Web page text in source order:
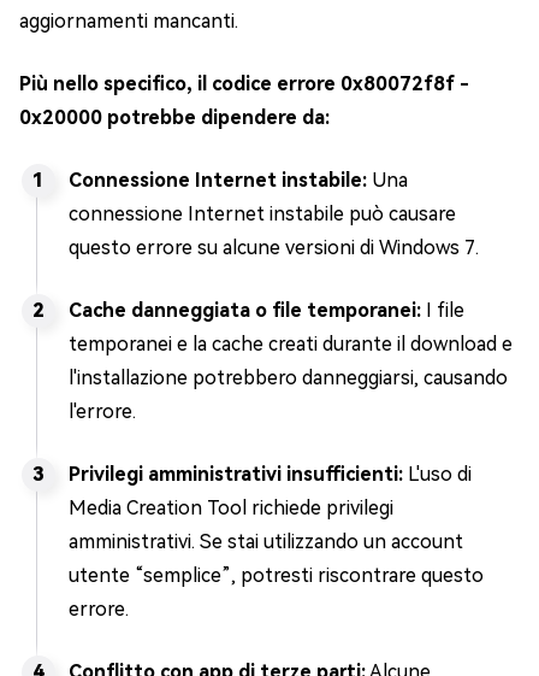
aggiornamenti mancanti.
Più nello specifico, il codice errore 0x80072f8f -
0x20000 potrebbe dipendere da:
Connessione Internet instabile: Una
connessione Internet instabile può causare
questo errore su alcune versioni di Windows 7.
Cache danneggiata o file temporanei: I file
temporanei e la cache creati durante il download e
l'installazione potrebbero danneggiarsi, causando
l'errore.
Privilegi amministrativi insufficienti: L'uso di
Media Creation Tool richiede privilegi
amministrativi. Se stai utilizzando un account
utente “semplice”, potresti riscontrare questo
errore.